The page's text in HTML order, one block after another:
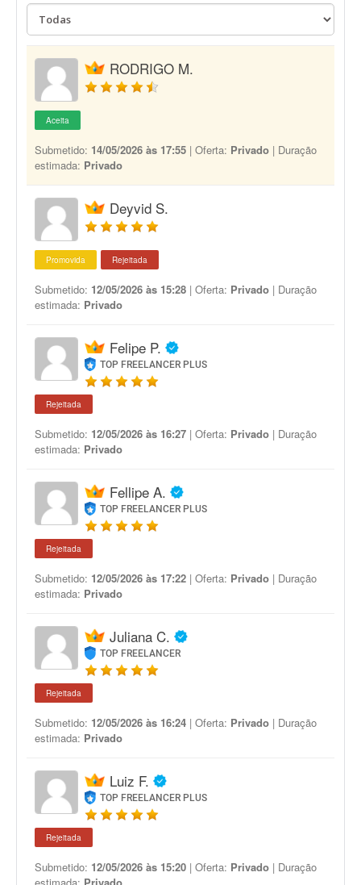
RODRIGO M.
Aceita
Submetido: 14/05/2026 às 17:55 | Oferta: Privado | Duração
estimada: Privado
Deyvid S.
Promovida Rejeitada
Submetido: 12/05/2026 às 15:28 | Oferta: Privado | Duração
estimada: Privado
Felipe P.
TOP FREELANCER PLUS
Rejeitada
Submetido: 12/05/2026 às 16:27 | Oferta: Privado | Duração
estimada: Privado
Fellipe A.
TOP FREELANCER PLUS
Rejeitada
Submetido: 12/05/2026 às 17:22 | Oferta: Privado | Duração
estimada: Privado
Juliana C.
TOP FREELANCER
Rejeitada
Submetido: 12/05/2026 às 16:24 | Oferta: Privado | Duração
estimada: Privado
Luiz F.
TOP FREELANCER PLUS
Rejeitada
Submetido: 12/05/2026 às 15:20 | Oferta: Privado | Duração